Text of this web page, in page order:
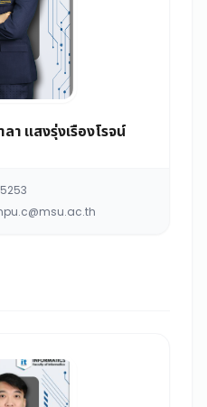
า แสงรุ่งเรืองโรจน์
5253